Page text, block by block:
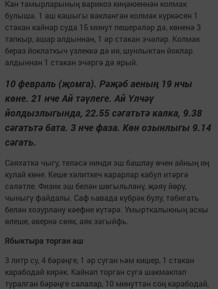
Кан тамырларының варикоз киңәюеннән колмак
булыша. 1 аш кашыгы вакланган колмак күркәсен 1
стакан кайнар суда 15 минут пешерәләр дә, көненә 3
тапкыр, ашар алдыннан, 1 әр стакан эчәләр. Колмак
бераз йоклаткыч үзлеккә дә ия, шунлыктан йоклар
алдыннан 1 стакан эчәргә дә ярый.
10 февраль (җомга). Рәҗәб аеның 19 нчы
көне. 21 нче Ай тәүлеге. Ай Үлчәү
йолдызлыгында, 22.55 сәгатьтә калка, 9.38
сәгатьтә бата. 3 нче фаза. Көн озынлыгы 9.14
сәгать.
Сәяхәткә чыгу, теләсә нинди эш башлау өчен айның иң
кулай көне. Кеше хәлиткеч карарлар кабул итәргә
сәләтле. Физик эш белән шөгыльләнү, җәяү йөрү,
чыныгу файдалы. Саф һавада күбрәк булу, табигать
белән хозурлану кәефне күтәрә. Умырткалыкның аскы
өлеше, әвернә сөяк, аяк зәгыйфь.
Ябыктыра торган аш
3 литр су, 4 бәрәңге, 1 әр суган һәм кишер, 1 стакан
карабодай кирәк. Кайнап торган суга шакмаклап
туралган бәрәңге салалар, 10 минуттан соң карабодай,